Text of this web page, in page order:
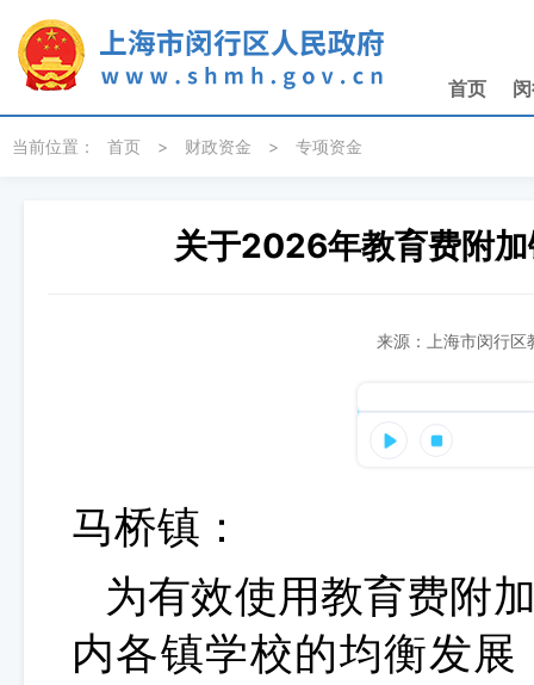
首页
当前位置： 首页 > 财政资金 > 专项资金
关于2026年教育费附
来源：上海市闵行
马桥镇：
为有效使用教育费附
内各镇学校的均衡发